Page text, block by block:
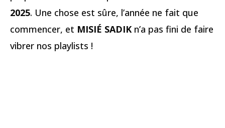
2025. Une chose est sûre, l’année ne fait que
commencer, et MISIÉ SADIK n’a pas fini de faire
vibrer nos playlists !